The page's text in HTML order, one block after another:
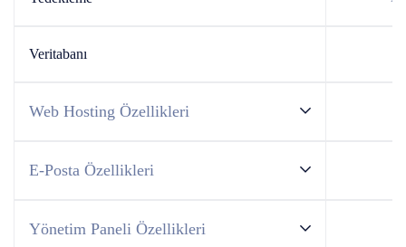
Veritabanı
Web Hosting Özellikleri
E-Posta Özellikleri
Yönetim Paneli Özellikleri